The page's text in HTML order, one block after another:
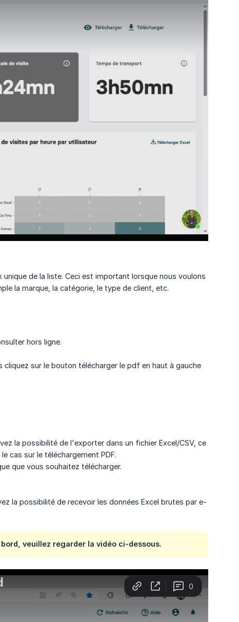
de la liste. Ceci est important lorsque nous voulons
la marque, la catégorie, le type de client, etc.
hors ligne.
sur le bouton télécharger le pdf en haut à gauche
la possibilité de l'exporter dans un fichier Excel/CSV, ce
cas sur le téléchargement PDF.
que vous souhaitez télécharger.
la possibilité de recevoir les données Excel brutes par e-
veuillez regarder la vidéo ci-dessous.